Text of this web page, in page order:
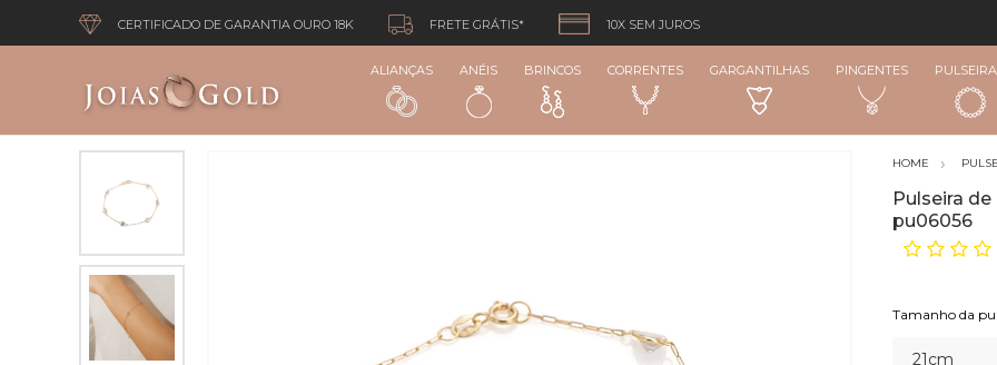
CERTIFICADO DE GARANTIA OURO 18K FRETE GRÁTIS* 10X SEM JUROS
ALIANÇAS ANÉIS BRINCOS CORRENTES GARGANTILHAS PINGENTES
Pulseira
pu06056